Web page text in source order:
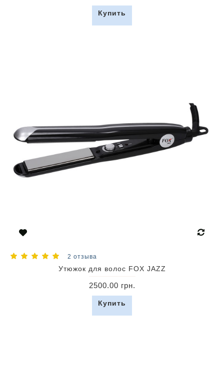
Купить
2 отзыва
Утюжок для волос FOX JAZZ
2500.00 грн.
Купить